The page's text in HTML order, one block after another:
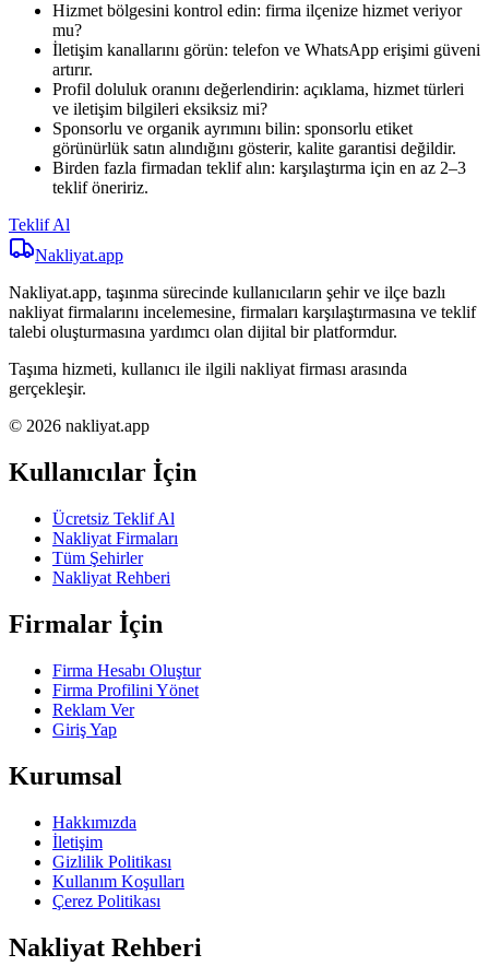
Hizmet bölgesini kontrol edin: firma ilçenize hizmet veriyor
mu?
İletişim kanallarını görün: telefon ve WhatsApp erişimi güveni
artırır.
Profil doluluk oranını değerlendirin: açıklama, hizmet türleri
ve iletişim bilgileri eksiksiz mi?
Sponsorlu ve organik ayrımını bilin: sponsorlu etiket
görünürlük satın alındığını gösterir, kalite garantisi değildir.
Birden fazla firmadan teklif alın: karşılaştırma için en az 2–3
teklif öneririz.
Teklif Al
Nakliyat.app
Nakliyat.app, taşınma sürecinde kullanıcıların şehir ve ilçe bazlı
nakliyat firmalarını incelemesine, firmaları karşılaştırmasına ve teklif
talebi oluşturmasına yardımcı olan dijital bir platformdur.
Taşıma hizmeti, kullanıcı ile ilgili nakliyat firması arasında
gerçekleşir.
© 2026 nakliyat.app
Kullanıcılar İçin
Ücretsiz Teklif Al
Nakliyat Firmaları
Tüm Şehirler
Nakliyat Rehberi
Firmalar İçin
Firma Hesabı Oluştur
Firma Profilini Yönet
Reklam Ver
Giriş Yap
Kurumsal
Hakkımızda
İletişim
Gizlilik Politikası
Kullanım Koşulları
Çerez Politikası
Nakliyat Rehberi